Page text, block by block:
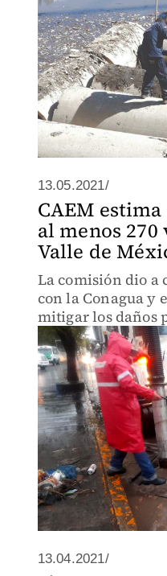
13.05.2021/
CAEM
al menos
Valle de
La comisión dio a
con la Conagua y
mitigar los daños
13.04.2021/